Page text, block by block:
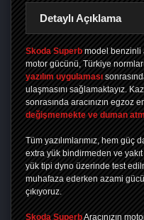
Detaylı Açıklama
Skoda Superb model benzinli
motor gücünü, Türkiye
yazılım uygulaması
ulaşmasını sağlamaktayız.
sonrasında aracınızın egzoz
değişmemekte ve duman
Tüm yazılımlarımız, hem güç
extra yük bindirmeden ve
yük tipi dyno üzerinde test
muhafaza ederken azami
çıkıyoruz.
Skoda SuperbAracınızın